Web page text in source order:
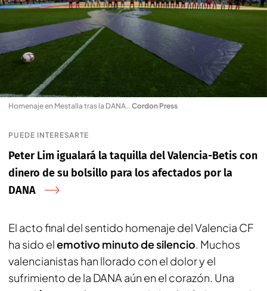
Homenaje en Mestalla tras la DANA.. Cordon Press
PUEDE INTERESARTE
Peter Lim igualará la taquilla del Valencia-Betis con
dinero de su bolsillo para los afectados por la
DANA
El acto final del sentido homenaje del Valencia CF
ha sido elemotivo minuto de silencio. Muchos
valencianistas han llorado con el dolor y el
sufrimiento de la DANA aún en el corazón. Una